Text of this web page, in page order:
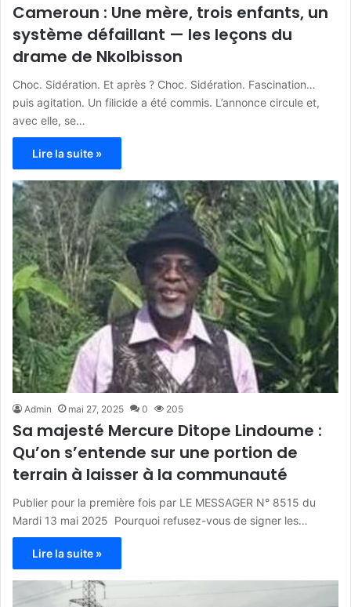
Cameroun : Une mère, trois enfants, un
système défaillant — les leçons du
drame de Nkolbisson
Choc. Sidération. Et après ? Choc. Sidération. Fascination…
puis agitation. Un filicide a été commis. L’annonce circule et,
avec elle, se…
Lire la suite »
Admin mai 27, 2025 0 205
Sa majesté Mercure Ditope Lindoume :
Qu’on s’entende sur une portion de
terrain à laisser à la communauté
Publier pour la première fois par LE MESSAGER N° 8515 du
Mardi 13 mai 2025 Pourquoi refusez-vous de signer les…
Lire la suite »